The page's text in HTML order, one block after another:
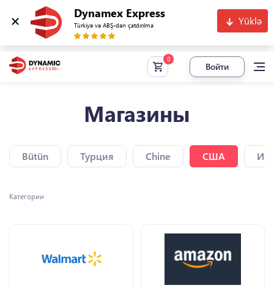
Dynamex Express
Türkiyə və ABŞ-dan çatdırılma Yüklə
Войти
Магазины
Bütün Турция Chine США
Категории